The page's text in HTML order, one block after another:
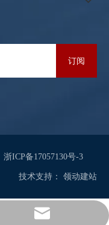
订阅
浙ICP备17057130号-3
技术支持： 领动建站